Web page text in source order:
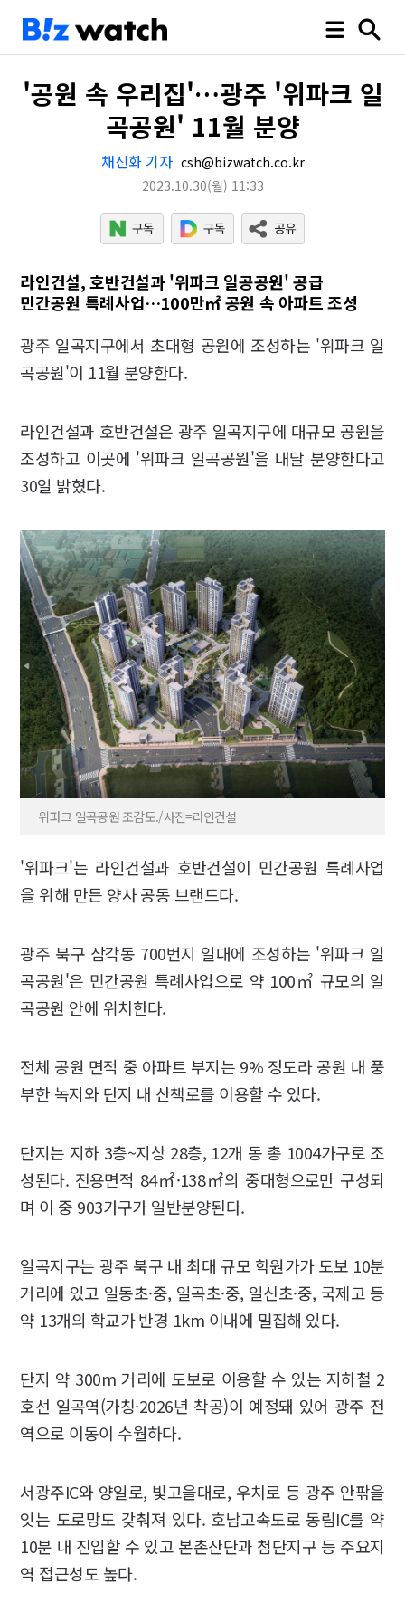
'공원 속 우리집'…광주 '위파크 일
곡공원' 11월 분양
채신화 기자 csh@bizwatch.co.kr
2023.10.30(월) 11:33
라인건설, 호반건설과 '위파크 일공공원' 공급
민간공원 특례사업…100만㎡ 공원 속 아파트 조성
광주 일곡지구에서 초대형 공원에 조성하는 '위파크 일
곡공원'이 11월 분양한다.
라인건설과 호반건설은 광주 일곡지구에 대규모 공원을
조성하고 이곳에 '위파크 일곡공원'을 내달 분양한다고
30일 밝혔다.
위파크 일곡공원 조감도./사진=라인건설
'위파크'는 라인건설과 호반건설이 민간공원 특례사업
을 위해 만든 양사 공동 브랜드다.
광주 북구 삼각동 700번지 일대에 조성하는 '위파크 일
곡공원'은 민간공원 특례사업으로 약 100㎡ 규모의 일
곡공원 안에 위치한다.
전체 공원 면적 중 아파트 부지는 9% 정도라 공원 내 풍
부한 녹지와 단지 내 산책로를 이용할 수 있다.
단지는 지하 3층~지상 28층, 12개 동 총 1004가구로 조
성된다. 전용면적 84㎡·138㎡의 중대형으로만 구성되
며 이 중 903가구가 일반분양된다.
일곡지구는 광주 북구 내 최대 규모 학원가가 도보 10분
거리에 있고 일동초·중, 일곡초·중, 일신초·중, 국제고 등
약 13개의 학교가 반경 1km 이내에 밀집해 있다.
단지 약 300m 거리에 도보로 이용할 수 있는 지하철 2
호선 일곡역(가칭·2026년 착공)이 예정돼 있어 광주 전
역으로 이동이 수월하다.
서광주IC와 양일로, 빛고을대로, 우치로 등 광주 안팎을
잇는 도로망도 갖춰져 있다. 호남고속도로 동림IC를 약
10분 내 진입할 수 있고 본촌산단과 첨단지구 등 주요지
역 접근성도 높다.